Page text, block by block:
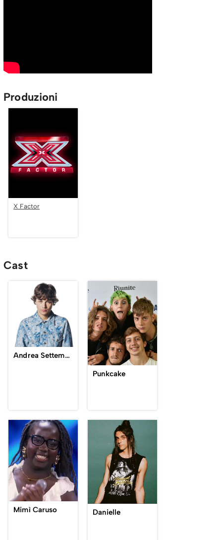
Produzioni
X Factor
Cast
Andrea Settembre
Punkcake
Mimì Caruso Danielle